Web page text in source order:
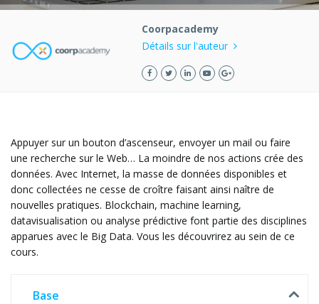
Coorpacademy
Détails sur l'auteur
Appuyer sur un bouton d’ascenseur, envoyer un mail ou faire
une recherche sur le Web… La moindre de nos actions crée des
données. Avec Internet, la masse de données disponibles et
donc collectées ne cesse de croître faisant ainsi naître de
nouvelles pratiques. Blockchain, machine learning,
datavisualisation ou analyse prédictive font partie des disciplines
apparues avec le Big Data. Vous les découvrirez au sein de ce
cours.
Base